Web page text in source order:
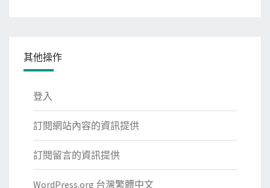
其他操作
登入
訂閱網站內容的資訊提供
訂閱留言的資訊提供
WordPress.org 台灣繁體中文